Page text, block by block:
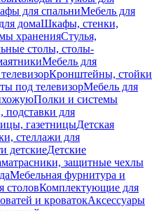
для спальниМебель для
домаШкафы, стенки,
храненияСтулья,
столы, столы-
Мебель для
Кронштейны, стойки
под телевизорМебель для
Полки и системы
подставки для
газетницыДетская
стеллажи для
детскиеДетские
защитные чехлы
Мебельная фурнитура и
столовКомплектующие для
и кроватокАксессуары